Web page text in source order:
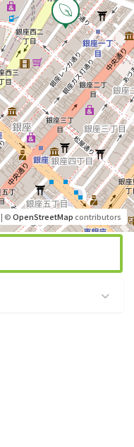
| ©OpenStreetMapcontributors